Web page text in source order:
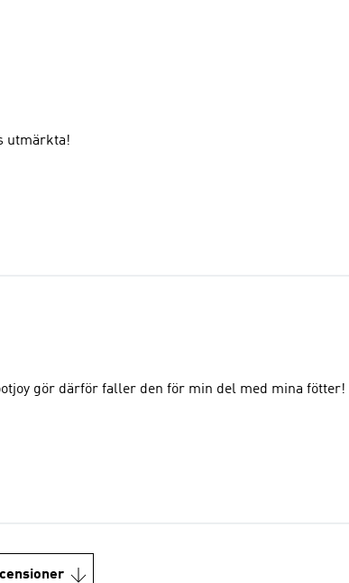
utmärkta!
gör därför faller den för min del med mina fötter!